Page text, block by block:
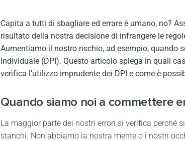
Capita a tutti di sbagliare ed errare è umano, no?
risultato della nostra decisione di infrangere le
Aumentiamo il nostro rischio, ad esempio, quando
individuale (DPI). Questo articolo spiega in quali
verifica l’utilizzo imprudente dei DPI e come è
Quando siamo noi a commettere
La maggior parte dei nostri errori si verifica perché
stanchi. Non abbiamo la nostra mente o i nostri